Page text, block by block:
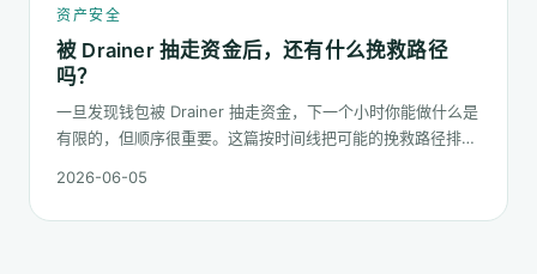
资产安全
被 Drainer 抽走资金后，还有什么挽救路径
吗？
一旦发现钱包被 Drainer 抽走资金，下一个小时你能做什么是
有限的，但顺序很重要。这篇按时间线把可能的挽救路径排一
实，以及更长期的善后。
2026-06-05